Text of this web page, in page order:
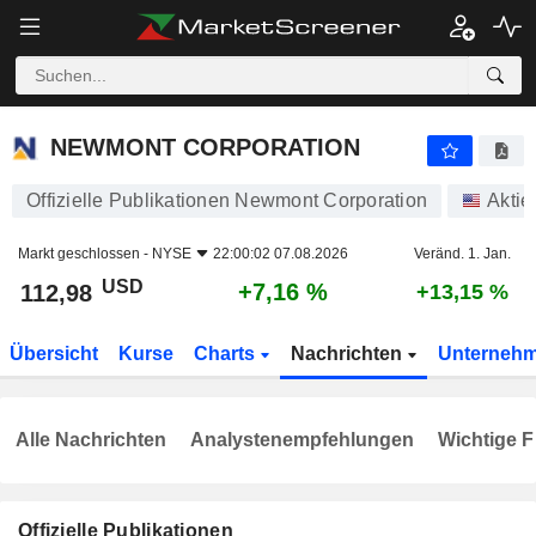
NEWMONT CORPORATION
NEWMONT CORPORATION
Offizielle Publikationen Newmont Corporation
Markt geschlossen - NYSE 22:00:02 07.08.2026 Veränd. 1. Jan.
112,98 USD +7,16 % +13,15 %
Übersicht Kurse Charts Nachrichten
Offizielle Publikationen
Alle Nachrichten Analystenempfehlungen Wichtige